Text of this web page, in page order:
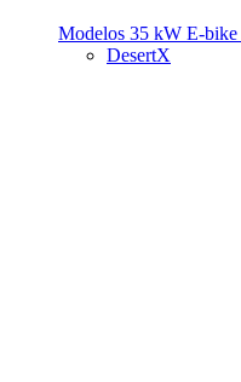
Modelos 35 kW E-bike
DesertX